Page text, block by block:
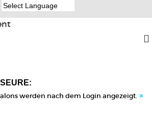
werden nach dem Login angezeigt. ×